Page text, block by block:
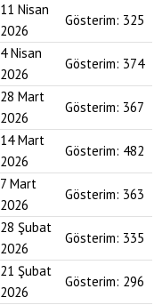
11 Nisan
2026
Gösterim: 325
4 Nisan
2026
Gösterim: 374
28 Mart
2026
Gösterim: 367
14 Mart
2026
Gösterim: 482
7 Mart
2026
Gösterim: 363
28 Şubat
2026
Gösterim: 335
21 Şubat
2026
Gösterim: 296